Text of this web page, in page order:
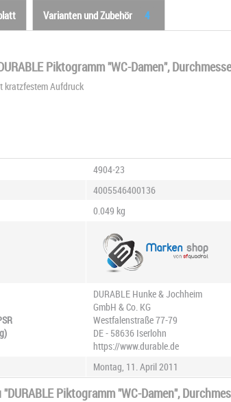
Varianten und Zubehör 4
Piktogramm "WC-Damen",
kratzfestem Aufdruck
4904-23
4005546400136
0.049 kg
DURABLE Hunke & Jochheim
GmbH & Co. KG
Westfalenstraße 77-79
DE - 58636 Iserlohn
https://www.durable.de
Montag, 11. April 2011
Piktogramm "WC-Damen",